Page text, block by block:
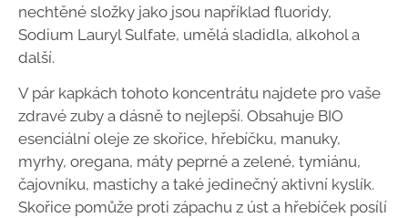
nechtěné složky jako jsou například fluoridy,
Sodium Lauryl Sulfate, umělá sladidla, alkohol a
další.
V pár kapkách tohoto koncentrátu najdete pro vaše
zdravé zuby a dásně to nejlepší. Obsahuje BIO
esenciální oleje ze skořice, hřebíčku, manuky,
myrhy, oregana, máty peprné a zelené, tymiánu,
čajovníku, mastichy a také jedinečný aktivní kyslík.
Skořice pomůže proti zápachu z úst a hřebíček posílí